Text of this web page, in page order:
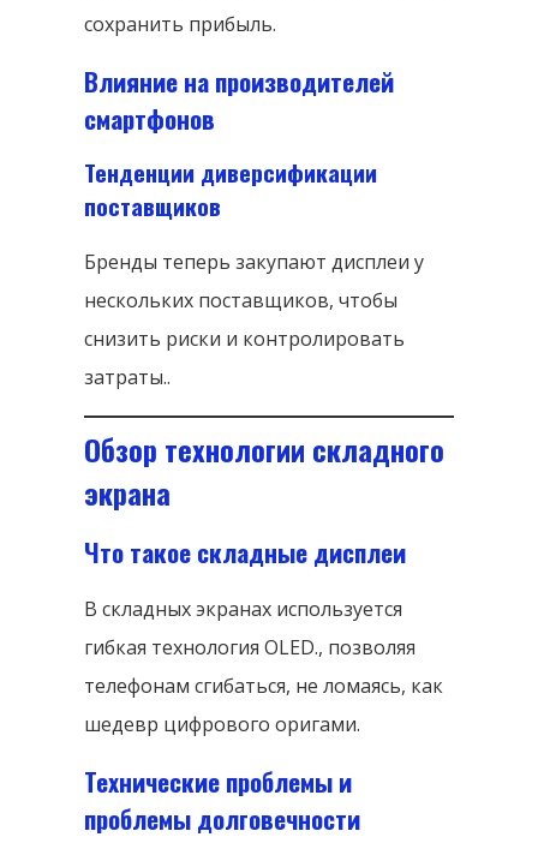
сохранить прибыль.
Влияние на производителей
смартфонов
Тенденции диверсификации
поставщиков
Бренды теперь закупают дисплеи у
нескольких поставщиков, чтобы
снизить риски и контролировать
затраты..
Обзор технологии складного
экрана
Что такое складные дисплеи
В складных экранах используется
гибкая технология OLED., позволяя
телефонам сгибаться, не ломаясь, как
шедевр цифрового оригами.
Технические проблемы и
проблемы долговечности